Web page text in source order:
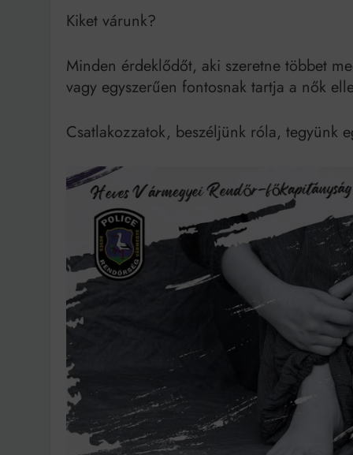
Kiket várunk?
Minden érdeklődőt, aki szeretne többet
vagy egyszerűen fontosnak tartja a nők
Csatlakozzatok, beszéljünk róla, tegyünk